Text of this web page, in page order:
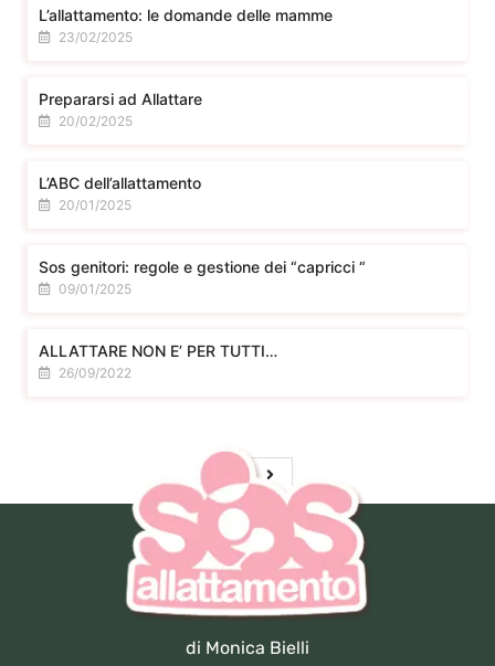
L’allattamento: le domande delle mamme
23/02/2025
Prepararsi ad Allattare
20/02/2025
L’ABC dell’allattamento
20/01/2025
Sos genitori: regole e gestione dei “capricci “
09/01/2025
ALLATTARE NON E’ PER TUTTI…
26/09/2022
di Monica Bielli